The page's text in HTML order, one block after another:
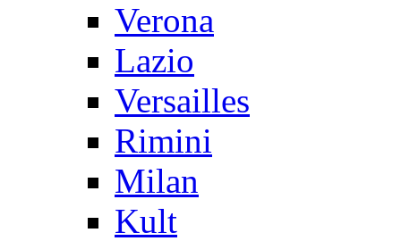
Verona
Lazio
Versailles
Rimini
Milan
Kult